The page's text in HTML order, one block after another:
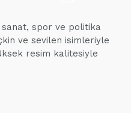
sanat, spor ve politika
ve sevilen isimleriyle
resim kalitesiyle